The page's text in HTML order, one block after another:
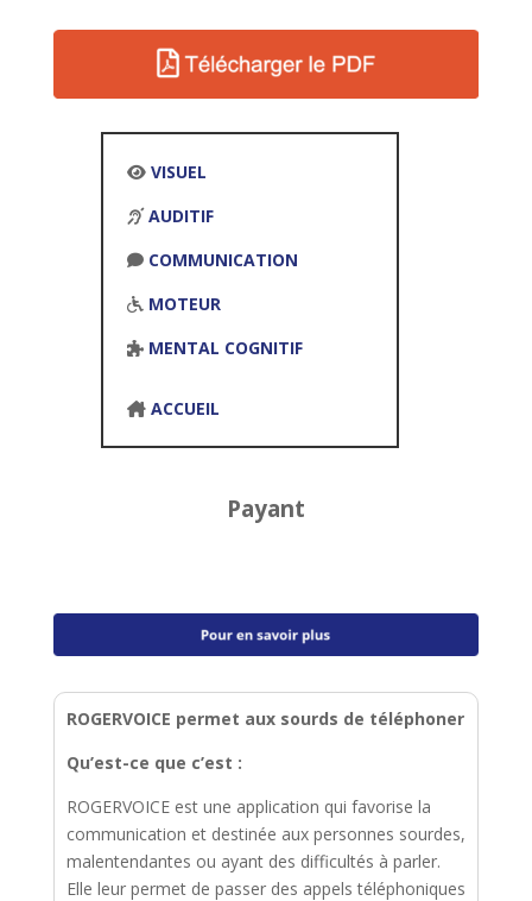
VISUEL
AUDITIF
COMMUNICATION
MOTEUR
MENTAL COGNITIF
ACCUEIL
Payant
ROGERVOICE permet aux sourds de téléphoner
Qu’est-ce que c’est :
ROGERVOICE est une application qui favorise la
communication et destinée aux personnes sourdes,
malentendantes ou ayant des difficultés à parler.
Elle leur permet de passer des appels téléphoniques